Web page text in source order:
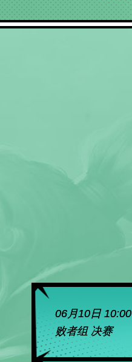
06月10日 10:00
败者组 决赛